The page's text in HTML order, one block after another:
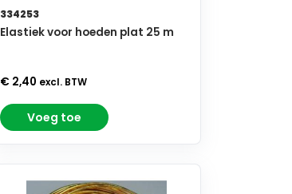
334253
Elastiek voor hoeden plat 25 m
€ 2,40 excl. BTW
Voeg toe